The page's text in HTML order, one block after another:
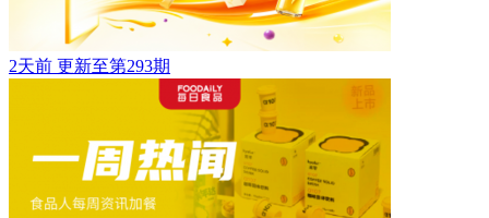
2天前 更新至第293期